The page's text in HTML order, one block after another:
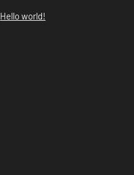
Hello world!